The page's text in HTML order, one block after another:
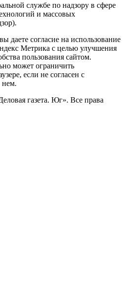
службе по надзору в сфере
и массовых
даете согласие на использование
Метрика с целью улучшения
пользования сайтом.
может ограничить
если не согласен с
нем.
газета. Юг». Все права